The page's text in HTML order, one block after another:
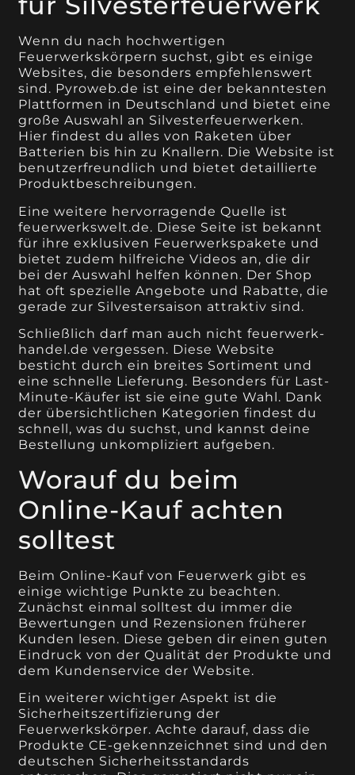
Wenn du nach hochwertigen
Feuerwerkskörpern suchst, gibt es einige
Websites, die besonders empfehlenswert
sind. Pyroweb.de ist eine der bekanntesten
Plattformen in Deutschland und bietet eine
große Auswahl an Silvesterfeuerwerken.
Hier findest du alles von Raketen über
Batterien bis hin zu Knallern. Die Website ist
benutzerfreundlich und bietet detaillierte
Produktbeschreibungen.
Eine weitere hervorragende Quelle ist
feuerwerkswelt.de. Diese Seite ist bekannt
für ihre exklusiven Feuerwerkspakete und
bietet zudem hilfreiche Videos an, die dir
bei der Auswahl helfen können. Der Shop
hat oft spezielle Angebote und Rabatte, die
gerade zur Silvestersaison attraktiv sind.
Schließlich darf man auch nicht feuerwerk-
handel.de vergessen. Diese Website
besticht durch ein breites Sortiment und
eine schnelle Lieferung. Besonders für Last-
Minute-Käufer ist sie eine gute Wahl. Dank
der übersichtlichen Kategorien findest du
schnell, was du suchst, und kannst deine
Bestellung unkompliziert aufgeben.
Worauf du beim
Online-Kauf achten
solltest
Beim Online-Kauf von Feuerwerk gibt es
einige wichtige Punkte zu beachten.
Zunächst einmal solltest du immer die
Bewertungen und Rezensionen früherer
Kunden lesen. Diese geben dir einen guten
Eindruck von der Qualität der Produkte und
dem Kundenservice der Website.
Ein weiterer wichtiger Aspekt ist die
Sicherheitszertifizierung der
Feuerwerkskörper. Achte darauf, dass die
Produkte CE-gekennzeichnet sind und den
deutschen Sicherheitsstandards